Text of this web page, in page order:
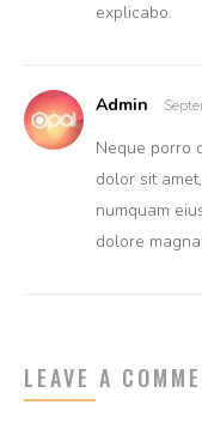
explicabo.
Admin
Neque porro
dolor sit
numquam
dolore
LEAVE A